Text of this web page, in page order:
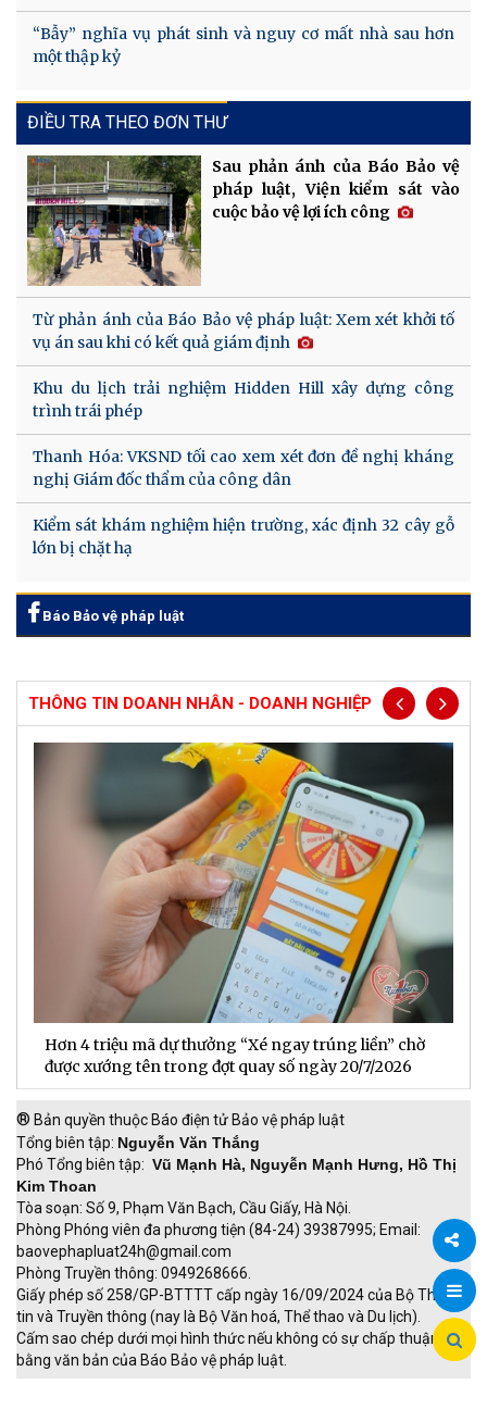
Chia
“Bẫy” nghĩa vụ phát sinh và nguy cơ mất nhà sau hơn
một thập kỷ
ĐIỀU TRA THEO ĐƠN THƯ
Sau phản ánh của Báo Bảo vệ
pháp luật, Viện kiểm sát vào
cuộc bảo vệ lợi ích công
Từ phản ánh của Báo Bảo vệ pháp luật: Xem xét khởi tố
vụ án sau khi có kết quả giám định
Khu du lịch trải nghiệm Hidden Hill xây dựng công
trình trái phép
Thanh Hóa: VKSND tối cao xem xét đơn đề nghị kháng
nghị Giám đốc thẩm của công dân
Kiểm sát khám nghiệm hiện trường, xác định 32 cây gỗ
lớn bị chặt hạ
Báo Bảo vệ pháp luật
THÔNG TIN DOANH NHÂN - DOANH NGHIỆP
Hơn 4 triệu mã dự thưởng “Xé ngay trúng liền” chờ
được xướng tên trong đợt quay số ngày 20/7/2026
® Bản quyền thuộc Báo điện tử Bảo vệ pháp luật
Tổng biên tập: Nguyễn Văn Thắng
Phó Tổng biên tập: Vũ Mạnh Hà, Nguyễn Mạnh Hưng, Hồ Thị
Kim Thoan
Tòa soạn: Số 9, Phạm Văn Bạch, Cầu Giấy, Hà Nội.
Phòng Phóng viên đa phương tiện (84-24) 39387995; Email:
baovephapluat24h@gmail.com
Phòng Truyền thông: 0949268666.
Giấy phép số 258/GP-BTTTT cấp ngày 16/09/2024 của Bộ Thông
tin và Truyền thông (nay là Bộ Văn hoá, Thể thao và Du lịch).
Cấm sao chép dưới mọi hình thức nếu không có sự chấp thuận
bằng văn bản của Báo Bảo vệ pháp luật.